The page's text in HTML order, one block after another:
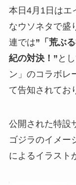
本日4月1日はエ
なウソネタで盛
連では”「荒ぶ
紀の対決！” と
ン」のコラボレ
て告知されてお
公開された特設
ゴジラのイメー
によるイラスト